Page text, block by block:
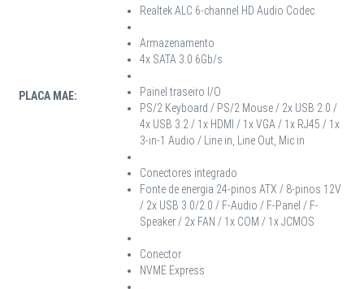
PLACA MAE:
Realtek ALC 6-channel HD Audio Codec
Armazenamento
4x SATA 3.0 6Gb/s
Painel traseiro I/O
PS/2 Keyboard / PS/2 Mouse / 2x USB 2.0 /
4x USB 3.2 / 1x HDMI / 1x VGA / 1x RJ45 / 1x
3-in-1 Audio / Line in, Line Out, Mic in
Conectores integrado
Fonte de energia 24-pinos ATX / 8-pinos 12V
/ 2x USB 3.0/2.0 / F-Audio / F-Panel / F-
Speaker / 2x FAN / 1x COM / 1x JCMOS
Conector
NVME Express